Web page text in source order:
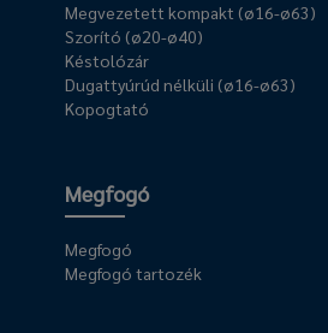
Megvezetett kompakt (ø16-ø63)
Szorító (ø20-ø40)
Késtolózár
Dugattyúrúd nélküli (ø16-ø63)
Kopogtató
Megfogó
Megfogó
Megfogó tartozék